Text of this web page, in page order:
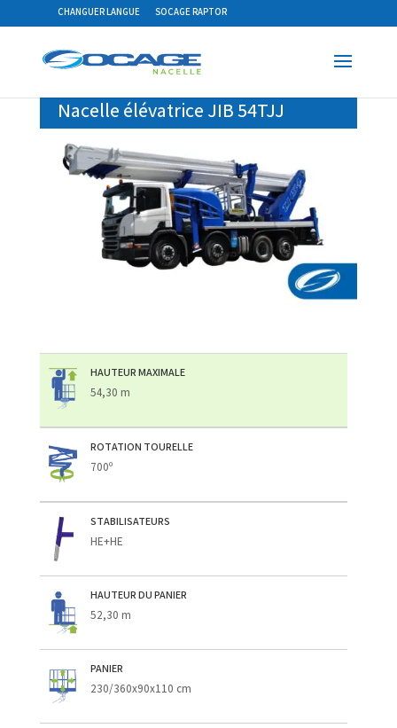
CHANGUER LANGUE SOCAGE RAPTOR
Nacelle élévatrice JIB 54TJJ
HAUTEUR MAXIMALE
54,30 m
ROTATION TOURELLE
700º
STABILISATEURS
HE+HE
HAUTEUR DU PANIER
52,30 m
PANIER
230/360x90x110 cm